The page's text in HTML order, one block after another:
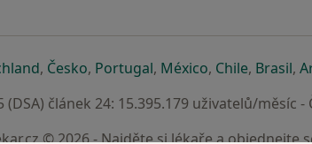
záložce
v nové záložce
se otevře v nové záložce
, Českose otevře v nové záložce
, Portugalse otevře v nové
, Méxicose otevře v
, Chilese otevře
, Brasilse
,
(DSA) článek 24: 15.395.179 uživatelů/měsíc -
© 2026 - Najděte si lékaře a objednejte